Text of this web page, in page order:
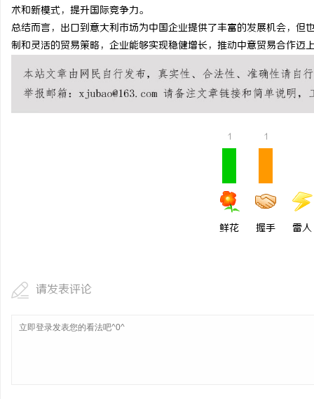
术和新模式，提升国际竞争力。
总结而言，出口到意大利市场为中国企业提供了丰富的发展机会，
制和灵活的贸易策略，企业能够实现稳健增长，推动中意贸易合作迈
1
鲜花
1
握手 雷人
请发表评论